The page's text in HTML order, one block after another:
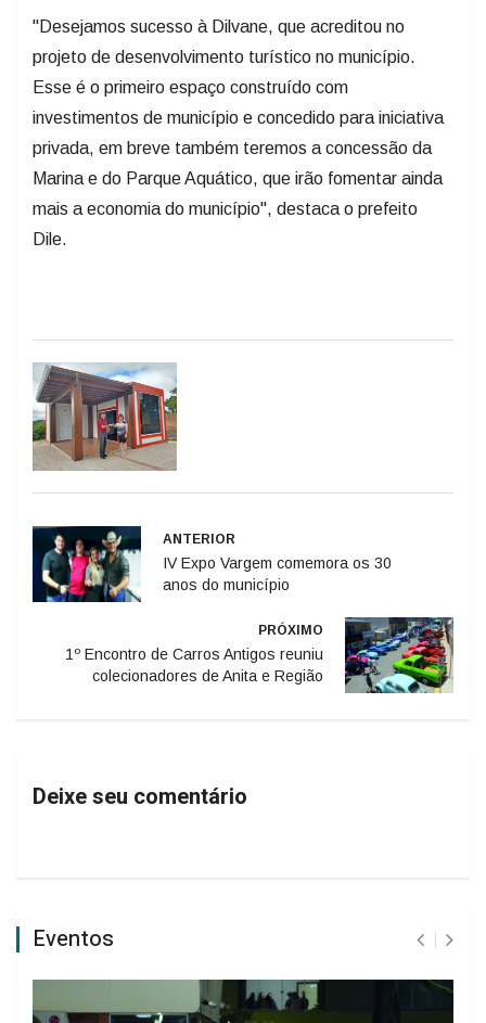
"Desejamos sucesso à Dilvane, que acreditou no
projeto de desenvolvimento turístico no município.
Esse é o primeiro espaço construído com
investimentos de município e concedido para iniciativa
privada, em breve também teremos a concessão da
Marina e do Parque Aquático, que irão fomentar ainda
mais a economia do município", destaca o prefeito
Dile.
ANTERIOR
IV Expo Vargem comemora os 30
anos do município
PRÓXIMO
1º Encontro de Carros Antigos reuniu
colecionadores de Anita e Região
Deixe seu comentário
Eventos